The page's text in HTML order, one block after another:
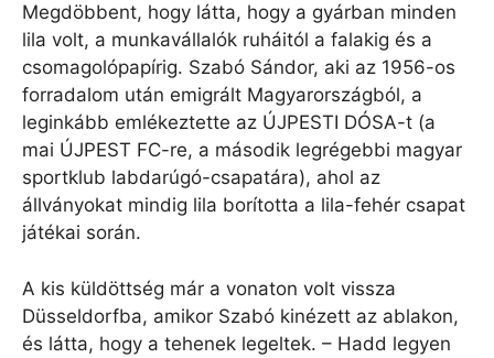
Megdöbbent, hogy látta, hogy a gyárban minden
lila volt, a munkavállalók ruháitól a falakig és a
csomagolópapírig. Szabó Sándor, aki az 1956-os
forradalom után emigrált Magyarországból, a
leginkább emlékeztette az ÚJPESTI DÓSA-t (a
mai ÚJPEST FC-re, a második legrégebbi magyar
sportklub labdarúgó-csapatára), ahol az
állványokat mindig lila borította a lila-fehér csapat
játékai során.
A kis küldöttség már a vonaton volt vissza
Düsseldorfba, amikor Szabó kinézett az ablakon,
és látta, hogy a tehenek legeltek. – Hadd legyen